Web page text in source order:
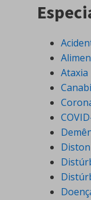
Ataxia